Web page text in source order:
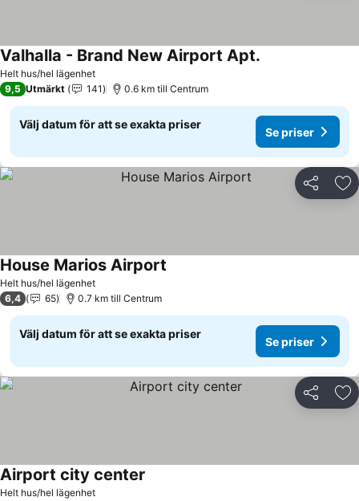
Helt hus/hel lägenhet
Valhalla - Brand New Airport Apt.
9,5 Utmärkt 141 0.6 km till Centrum
Välj datum för att se exakta priser
Se priser
Dela
Helt hus/hel lägenhet
House Marios Airport
6,4 65 0.7 km till Centrum
Välj datum för att se exakta priser
Se priser
Dela
Helt hus/hel lägenhet
Airport city center